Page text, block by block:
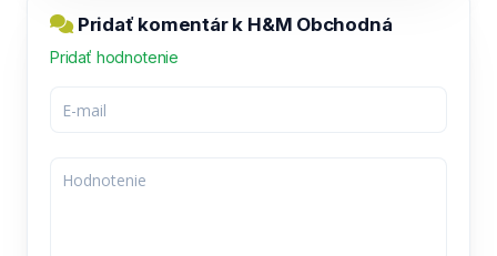
Pridať komentár k H&M Obchodná
Pridať hodnotenie